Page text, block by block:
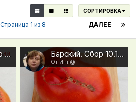
СОРТИРОВКА
ДАЛЕЕ
Страница 1 из 8
Барский. Сбор 10.10.2018. Барский. Сбор 10.10.2018.
От Инн@